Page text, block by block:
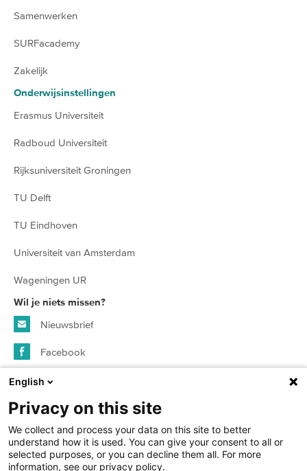
Samenwerken
SURFacademy
Zakelijk
Onderwijsinstellingen
Erasmus Universiteit
Radboud Universiteit
Rijksuniversiteit Groningen
TU Delft
TU Eindhoven
Universiteit van Amsterdam
Wageningen UR
Wil je niets missen?
Nieuwsbrief
Facebook
Instagram
© 2026 SURFspot - alle rechten voorbehouden
Algemene voorwaarden
English
Privacy on this site
We collect and process your data on this site to better
understand how it is used. You can give your consent to all or
selected purposes, or you can decline them all. For more
information, see our privacy policy.